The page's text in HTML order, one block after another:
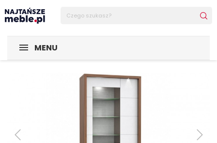
MENU
Sklep Najtańsze-meble